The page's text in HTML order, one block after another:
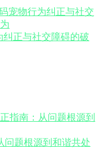
纠正与社交障碍的破
问题根源到和谐共处